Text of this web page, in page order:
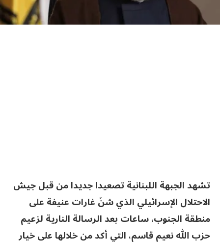
تشهد الجبهة اللبنانية تصعيدا جديدا من قبل جيش
الاحتلال الإسرائيلي الذي شنّ غارات عنيفة على
منطقة الجنوب، ساعات بعد الرسالة النارية لزعيم
حزب الله نعيم قاسم، التي أكد من خلالها على خيار